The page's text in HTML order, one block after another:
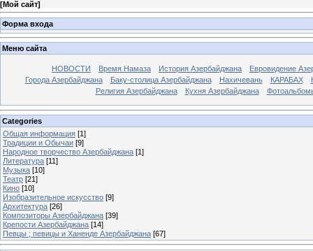
[Мой сайт]
Форма входа
Меню сайта
НОВОСТИ Время Намаза История Азербайджана
Евровидение
Города Азербайджана
Баку-столица Азербайджана Нахичевань КАРАБАХ
Религия Азербайджана
Кухня Азербайджана
Categories
Общая информация [1]
Традиции и Обычаи [9]
Народное творчество Азербайджана [1]
Литература [11]
Музыка [10]
Театр [21]
Кино [10]
Изобразительное искусство [9]
Архитектура [26]
Композиторы Азербайджана [39]
Крепости Азербайджана [14]
Певцы ; певицы и Ханенде Азербайджана [67]